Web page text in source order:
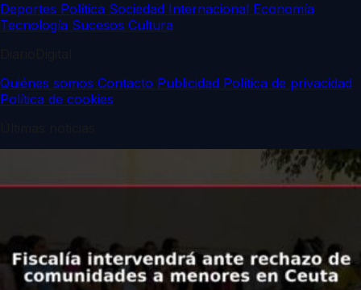
Deportes Política Sociedad Internacional Economía
Tecnología Sucesos Cultura
Quiénes somos Contacto Publicidad Política de privacidad
Política de cookies